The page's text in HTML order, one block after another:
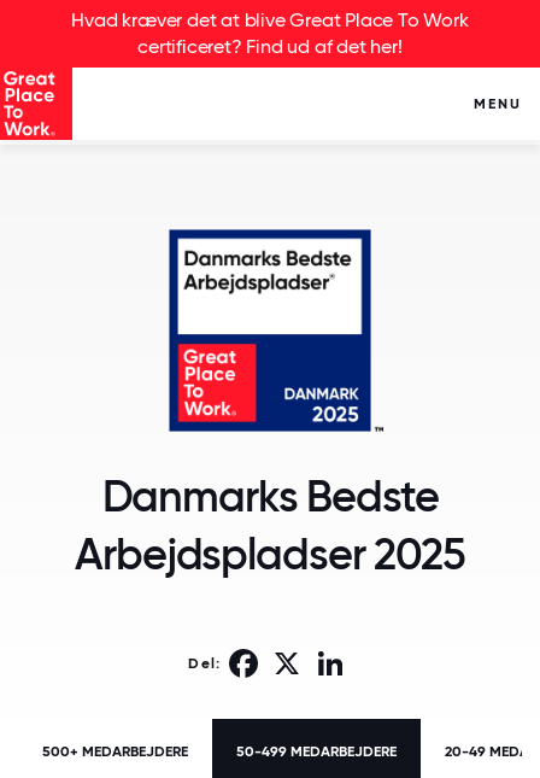
Hvad kræver det at blive Great Place To Work
certificeret? Find ud af det her!
MENU
Danmarks Bedste
Arbejdspladser 2025
Del: Facebook
500+ MEDARBEJDERE 50-499 MEDARBEJDERE 20-49